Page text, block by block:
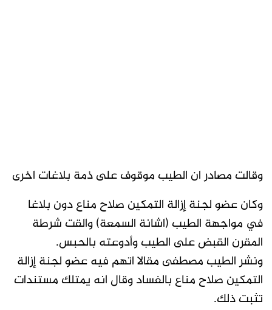
وقالت مصادر ان الطيب موقوف على ذمة بلاغات اخرى
وكان عضو لجنة إزالة التمكين صلاح مناع دون بلاغا
في مواجهة الطيب (اشانة السمعة) والقت شرطة
المقرن القبض على الطيب وأدوعته بالحبس.
ونشر الطيب مصطفى مقالا اتهم فيه عضو لجنة إزالة
التمكين صلاح مناع بالفساد وقال انه يمتلك مستندات
تثبت ذلك.